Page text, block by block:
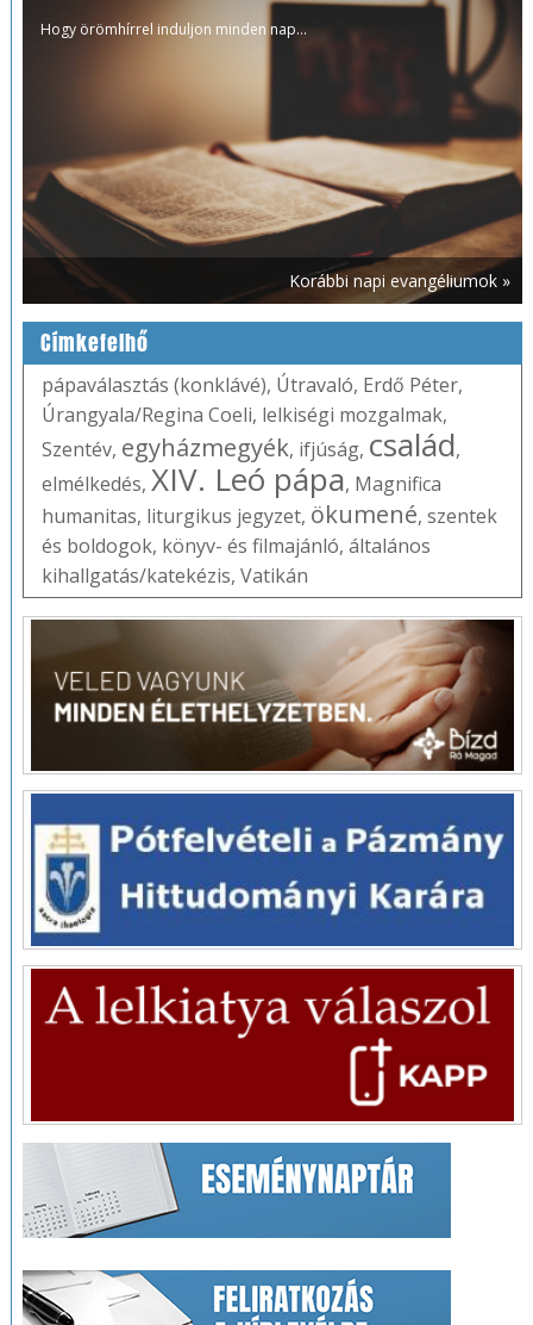
Hogy örömhírrel induljon minden nap...
Korábbi napi evangéliumok »
Címkefelhő
pápaválasztás (konklávé), Útravaló, Erdő Péter,
Úrangyala/Regina Coeli, lelkiségi mozgalmak,
Szentév, egyházmegyék, ifjúság, család,
elmélkedés, XIV. Leó pápa, Magnifica
humanitas, liturgikus jegyzet, ökumené, szentek
és boldogok, könyv- és filmajánló, általános
kihallgatás/katekézis, Vatikán